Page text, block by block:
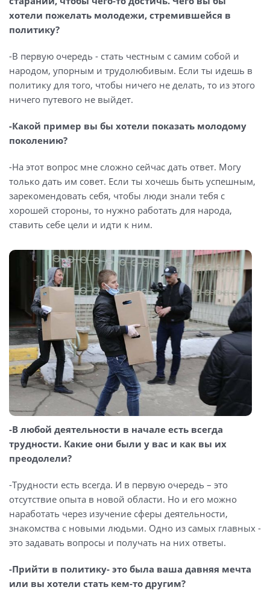
хотели пожелать молодежи, стремившейся в
политику?
-В первую очередь - стать честным с самим собой и
народом, упорным и трудолюбивым. Если ты идешь в
политику для того, чтобы ничего не делать, то из этого
ничего путевого не выйдет.
-Какой пример вы бы хотели показать молодому
поколению?
-На этот вопрос мне сложно сейчас дать ответ. Могу
только дать им совет. Если ты хочешь быть успешным,
зарекомендовать себя, чтобы люди знали тебя с
хорошей стороны, то нужно работать для народа,
ставить себе цели и идти к ним.
-В любой деятельности в начале есть всегда
трудности. Какие они были у вас и как вы их
преодолели?
-Трудности есть всегда. И в первую очередь – это
отсутствие опыта в новой области. Но и его можно
наработать через изучение сферы деятельности,
знакомства с новыми людьми. Одно из самых главных -
это задавать вопросы и получать на них ответы.
-Прийти в политику- это была ваша давняя мечта
или вы хотели стать кем-то другим?